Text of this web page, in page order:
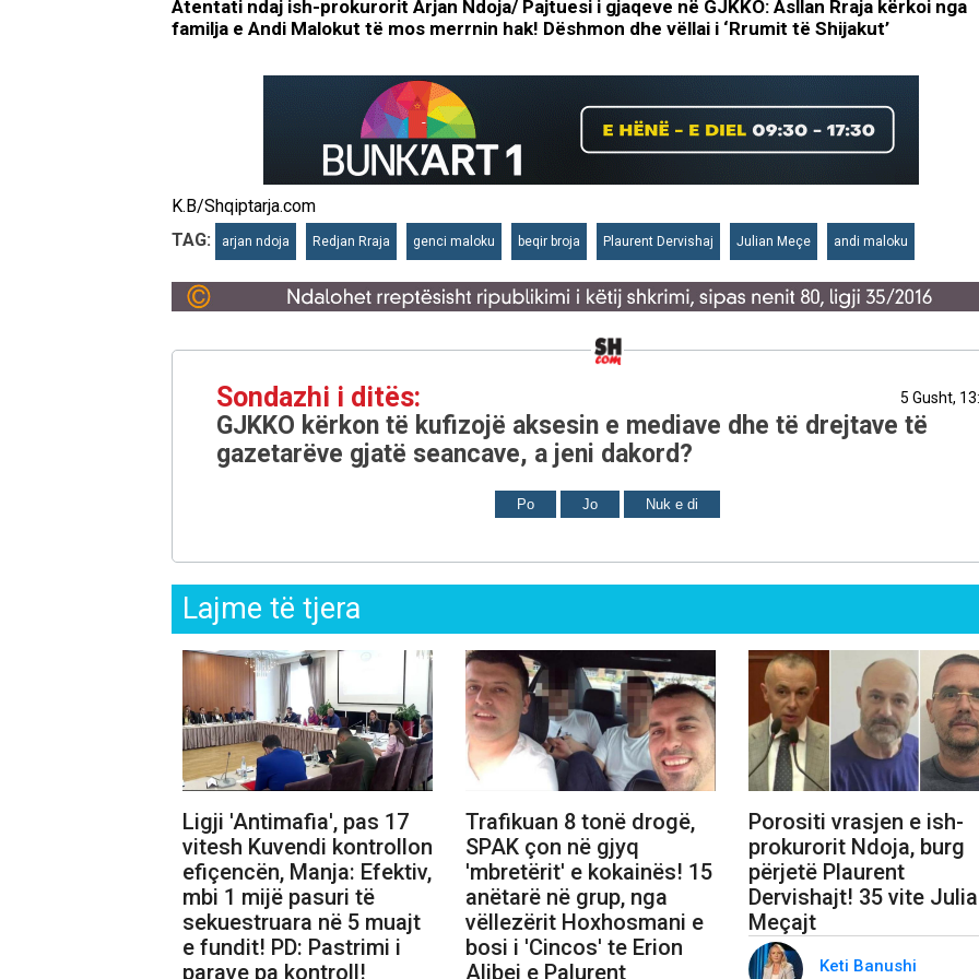
Atentati ndaj ish-prokurorit Arjan Ndoja/ Pajtuesi i gjaqeve në GJKKO: Asllan Rraja kërkoi nga
familja e Andi Malokut të mos merrnin hak! Dëshmon dhe vëllai i ‘Rrumit të Shijakut’
K.B/Shqiptarja.com
TAG:
arjan ndoja Redjan Rraja genci maloku beqir broja Plaurent Dervishaj Julian Meçe andi maloku
Sondazhi i ditës: 5 Gusht,
GJKKO kërkon të kufizojë aksesin e mediave dhe të drejtave të
gazetarëve gjatë seancave, a jeni dakord?
Po Jo Nuk e di
Lajme të tjera
Ligji 'Antimafia', pas 17
vitesh Kuvendi kontrollon
efiçencën, Manja: Efektiv,
mbi 1 mijë pasuri të
sekuestruara në 5 muajt
e fundit! PD: Pastrimi i
parave pa kontroll!
Trafikuan 8 tonë drogë,
SPAK çon në gjyq
'mbretërit' e kokainës! 15
anëtarë në grup, nga
vëllezërit Hoxhosmani e
bosi i 'Cincos' te Erion
Alibej e Palurent
Porositi vrasjen e ish-
prokurorit Ndoja, burg
përjetë Plaurent
Dervishajt! 35 vite
Meçajt
Keti Banushi